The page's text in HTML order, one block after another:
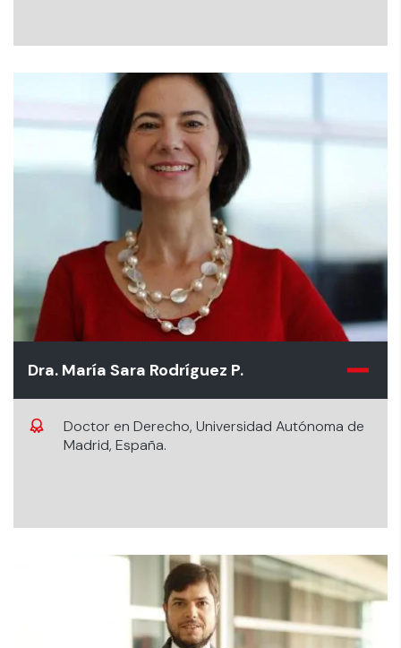
Dra. María Sara Rodríguez P.
Doctor en Derecho, Universidad Autónoma de
Madrid, España.